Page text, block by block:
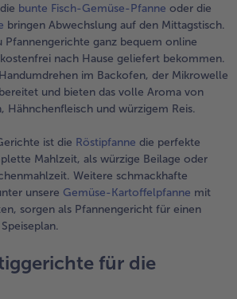
bunte Fisch-Gemüse-Pfanne oder die
bringen Abwechslung auf den Mittagstisch.
Pfannengerichte ganz bequem online
nach Hause geliefert bekommen.
im Backofen, der Mikrowelle
und bieten das volle Aroma von
Hähnchenfleisch und würzigem Reis.
ist die Röstipfanne die perfekte
Mahlzeit, als würzige Beilage oder
Weitere schmackhafte
unsere Gemüse-Kartoffelpfanne mit
sorgen als Pfannengericht für einen
für die